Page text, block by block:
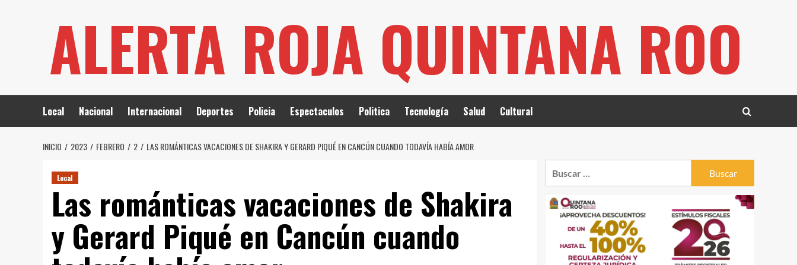
ALERTA ROJA QUINTANA ROO
Local Nacional Internacional Deportes Policia Espectaculos Politica Tecnología Salud Cultural
INICIO 2023 FEBRERO 2 LAS ROMÁNTICAS VACACIONES DE SHAKIRA Y GERARD PIQUÉ EN CANCÚN CUANDO TODAVÍA HABÍA AMOR
Local
Las románticas vacaciones de Shakira
y Gerard Piqué en Cancún cuando